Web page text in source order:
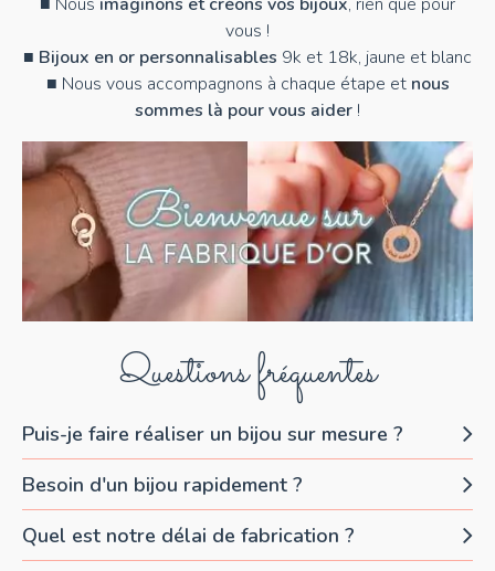
Questions fréquentes
Puis-je faire réaliser un bijou sur mesure ?
Besoin d'un bijou rapidement ?
Quel est notre délai de fabrication ?
vous !
■ Bijoux en or personnalisables 9k et 18k, jaune et blanc
■ Nous vous accompagnons à chaque étape et nous
sommes là pour vous aider !